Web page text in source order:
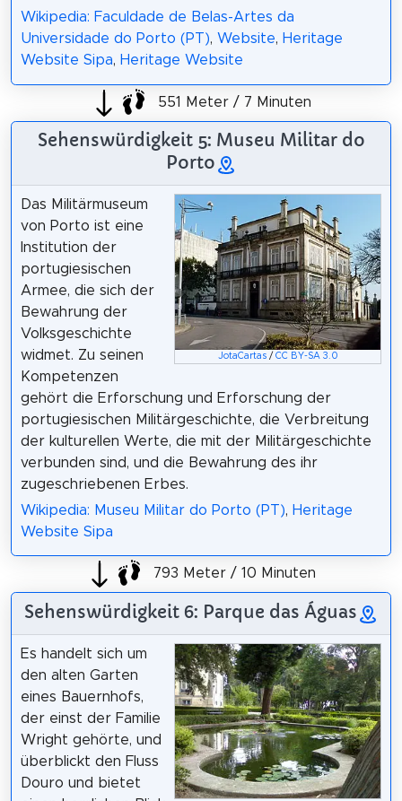
Wikipedia: Faculdade de Belas-Artes da
Universidade do Porto (PT), Website, Heritage
Website Sipa, Heritage Website
551 Meter / 7 Minuten
Sehenswürdigkeit 5: Museu Militar do
Porto
JotaCartas/ CC BY-SA 3.0
Das Militärmuseum
von Porto ist eine
Institution der
portugiesischen
Armee, die sich der
Bewahrung der
Volksgeschichte
widmet. Zu seinen
Kompetenzen
gehört die Erforschung und Erforschung der
portugiesischen Militärgeschichte, die Verbreitung
der kulturellen Werte, die mit der Militärgeschichte
verbunden sind, und die Bewahrung des ihr
zugeschriebenen Erbes.
Wikipedia: Museu Militar do Porto (PT), Heritage
Website Sipa
793 Meter / 10 Minuten
Sehenswürdigkeit 6: Parque das Águas
Es handelt sich um
den alten Garten
eines Bauernhofs,
der einst der Familie
Wright gehörte, und
überblickt den Fluss
Douro und bietet